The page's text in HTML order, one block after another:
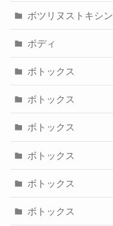
ボツリヌストキシン
ボディ
ボトックス
ボトックス
ボトックス
ボトックス
ボトックス
ボトックス